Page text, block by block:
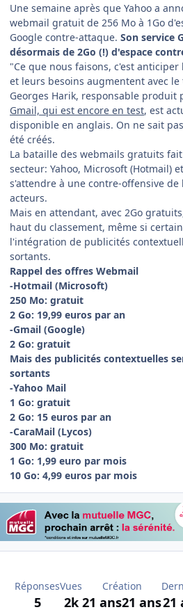
Une semaine après que Yahoo a
webmail gratuit de 256 Mo à 1Go
Google contre-attaque. Son service
désormais de 2Go (!) d'espace
"Ce que nous faisons, c'est
et leurs besoins augmentent avec
Georges Harik, responsable produit
Gmail, qui est encore en test, est
disponible en anglais. On ne sait
été créés.
La bataille des webmails gratuits
secteur: Yahoo, Microsoft (Hotmail)
s'attendre à une contre-offensive de
acteurs.
Mais en attendant, avec 2Go
haut du classement, même si
l'intégration de publicités
sortants.
Rappel des offres Webmail
-Hotmail (Microsoft)
250 Mo: gratuit
2 Go: 19,99 euros par an
-Gmail (Google)
2 Go: gratuit
Mais des publicités contextuelles
sortants
-Yahoo Mail
1 Go: gratuit
2 Go: 15 euros par an
-CaraMail (Lycos)
300 Mo: gratuit
1 Go: 1,99 euro par mois
10 Go: 4,99 euros par mois
Réponses
5
Vues
2k
Création
21 ans21 ans21